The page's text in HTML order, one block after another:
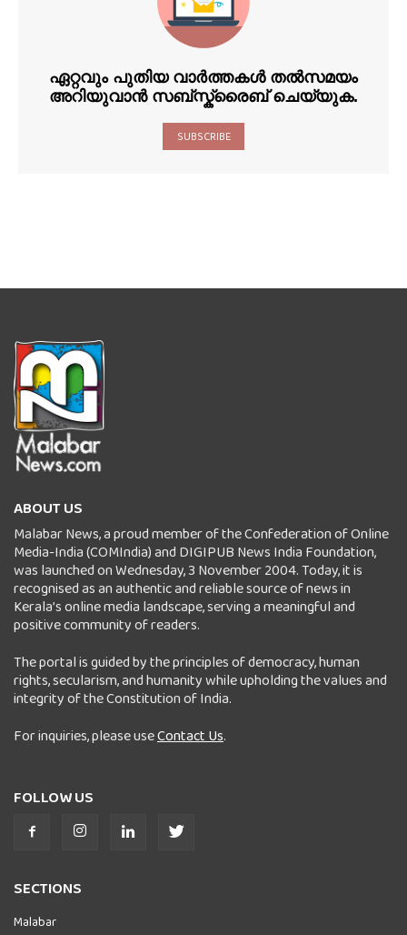
ഏറ്റവും പുതിയ വാർത്തകൾ തൽസമയം
അറിയുവാൻ സബ്സ്ക്രൈബ് ചെയ്യുക.
SUBSCRIBE
ABOUT US
Malabar News, a proud member of the Confederation of Online
Media-India (COMIndia) and DIGIPUB News India Foundation,
was launched on Wednesday, 3 November 2004. Today, it is
recognised as an authentic and reliable source of news in
Kerala’s online media landscape, serving a meaningful and
positive community of readers.
The portal is guided by the principles of democracy, human
rights, secularism, and humanity while upholding the values and
integrity of the Constitution of India.
For inquiries, please useContact Us.
FOLLOW US
SECTIONS
Malabar